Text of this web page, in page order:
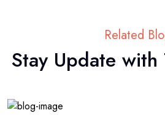
Related
Stay Update with